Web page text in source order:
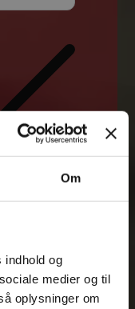
Om
indhold og
medier og til
oplysninger om